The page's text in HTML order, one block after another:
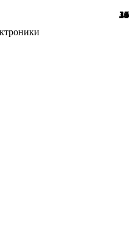
21
24
10
7
39
10
8
25
18
32
7
24
31
15
45
26
16
12
27